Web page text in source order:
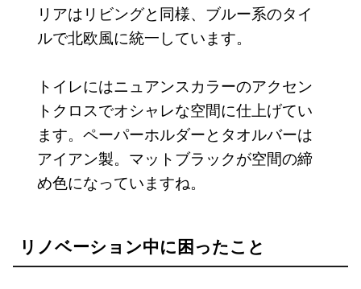
リアはリビングと同様、ブルー系のタイ
ルで北欧風に統一しています。
トイレにはニュアンスカラーのアクセン
トクロスでオシャレな空間に仕上げてい
ます。ペーパーホルダーとタオルバーは
アイアン製。マットブラックが空間の締
め色になっていますね。
リノベーション中に困ったこと